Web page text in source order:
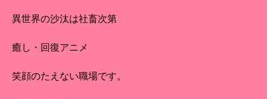
異世界の沙汰は社畜次第
癒し・回復アニメ
笑顔のたえない職場です。